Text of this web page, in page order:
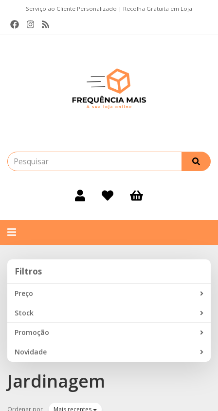
Serviço ao Cliente Personalizado | Recolha Gratuita em Loja
Alternar
Filtros
Filtros
Preço
Stock
Promoção
Novidade
Jardinagem
Ordenar por Mais recentes